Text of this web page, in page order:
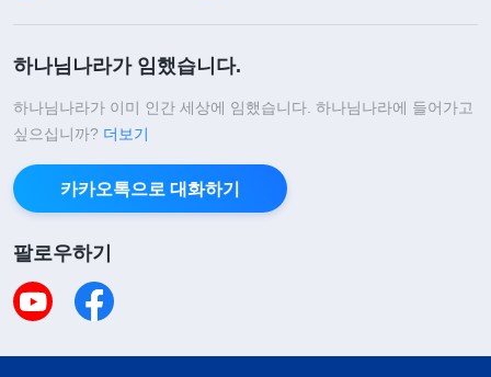
하나님나라가 임했습니다.
하나님나라가 이미 인간 세상에 임했습니다. 하나님나라에 들어가고
싶으십니까? 더보기
카카오톡으로 대화하기
팔로우하기